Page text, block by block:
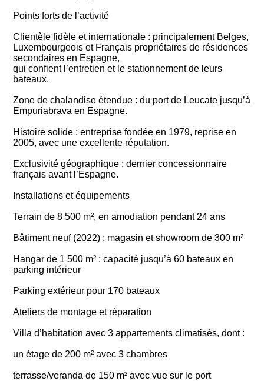
Points forts de l’activité
Clientèle fidèle et internationale : principalement Belges,
Luxembourgeois et Français propriétaires de résidences
secondaires en Espagne,
qui confient l’entretien et le stationnement de leurs
bateaux.
Zone de chalandise étendue : du port de Leucate jusqu’à
Empuriabrava en Espagne.
Histoire solide : entreprise fondée en 1979, reprise en
2005, avec une excellente réputation.
Exclusivité géographique : dernier concessionnaire
français avant l’Espagne.
Installations et équipements
Terrain de 8 500 m², en amodiation pendant 24 ans
Bâtiment neuf (2022) : magasin et showroom de 300 m²
Hangar de 1 500 m² : capacité jusqu’à 60 bateaux en
parking intérieur
Parking extérieur pour 170 bateaux
Ateliers de montage et réparation
Villa d’habitation avec 3 appartements climatisés, dont :
un étage de 200 m² avec 3 chambres
terrasse/veranda de 150 m² avec vue sur le port